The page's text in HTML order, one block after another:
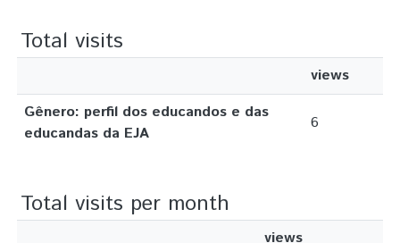
Total visits
views
Gênero: perfil dos educandos e das
educandas da EJA
6
Total visits per month
views